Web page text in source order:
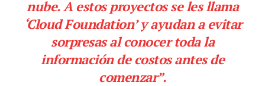
nube. A estos proyectos se les llama
‘Cloud Foundation’ y ayudan a evitar
sorpresas al conocer toda la
información de costos antes de
comenzar”.